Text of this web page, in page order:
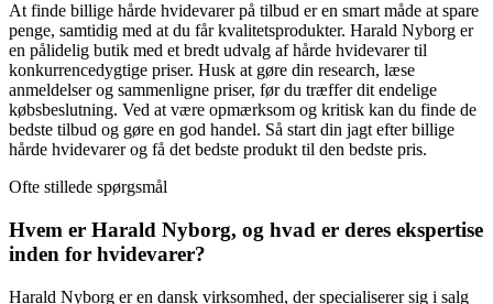
At finde billige hårde hvidevarer på tilbud er en smart måde at spare
penge, samtidig med at du får kvalitetsprodukter. Harald Nyborg er
en pålidelig butik med et bredt udvalg af hårde hvidevarer til
konkurrencedygtige priser. Husk at gøre din research, læse
anmeldelser og sammenligne priser, før du træffer dit endelige
købsbeslutning. Ved at være opmærksom og kritisk kan du finde de
bedste tilbud og gøre en god handel. Så start din jagt efter billige
hårde hvidevarer og få det bedste produkt til den bedste pris.
Ofte stillede spørgsmål
Hvem er Harald Nyborg, og hvad er deres ekspertise
inden for hvidevarer?
Harald Nyborg er en dansk virksomhed, der specialiserer sig i salg